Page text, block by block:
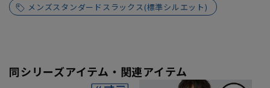
メンズスタンダードスラックス(標準シルエット)
同シリーズアイテム・関連アイテム